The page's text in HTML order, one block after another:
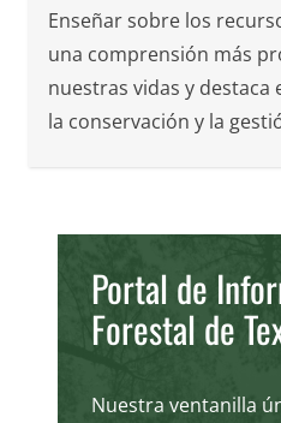
Enseñar sobre los
una comprensión más
nuestras vidas y destaca
la conservación y la
Portal de
Forestal de
Nuestra ventanilla